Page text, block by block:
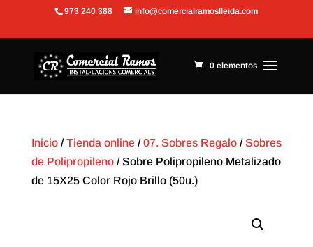
Abrir barra de herramientas
973 240 388 info@comercialramoslleida.com
0 elementos
Inicio/Tienda online/07. Sobres Regalo/Sobres
de Polipropileno/ Sobre Polipropileno Metalizado
de 15X25 Color Rojo Brillo (50u.)